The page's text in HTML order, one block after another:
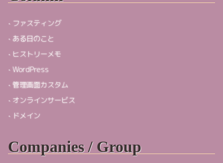
ファスティング
ある日のこと
ヒストリーメモ
WordPress
管理画面カスタム
オンラインサービス
ドメイン
Companies / Group